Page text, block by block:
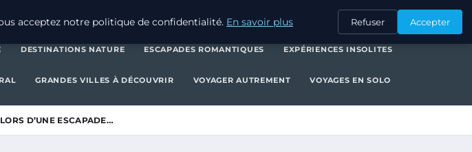
EXPÉRIENCES INSOLITES
DESTINATIONS NATURE ESCAPADES ROMANTIQUES EXPÉRIENCES INSOLITES
GRANDES VILLES À DÉCOUVRIR VOYAGER AUTREMENT VOYAGES EN SOLO
D’UNE ESCAPADE…
acceptez notre politique de confidentialité. En savoir plus Refuser Accepter